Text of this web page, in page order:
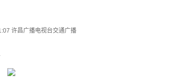
许昌广播电视台交通广播